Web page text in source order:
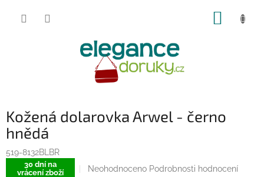
Kožená dolarovka Arwel - černo
hnědá
519-8132BLBR
30 dní na
vrácení zboží
Průměrné
Neohodnoceno Podrobnosti hodnocení